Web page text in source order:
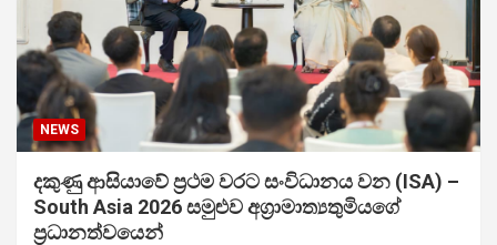
NEWS
දකුණු ආසියාවේ ප්‍රථම වරට සංවිධානය වන (ISA) –
South Asia 2026 සමුළුව අග්‍රාමාත්‍යතුමියගේ
ප්‍රධානත්වයෙන්